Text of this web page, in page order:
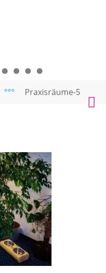
°°° Praxisräume-5